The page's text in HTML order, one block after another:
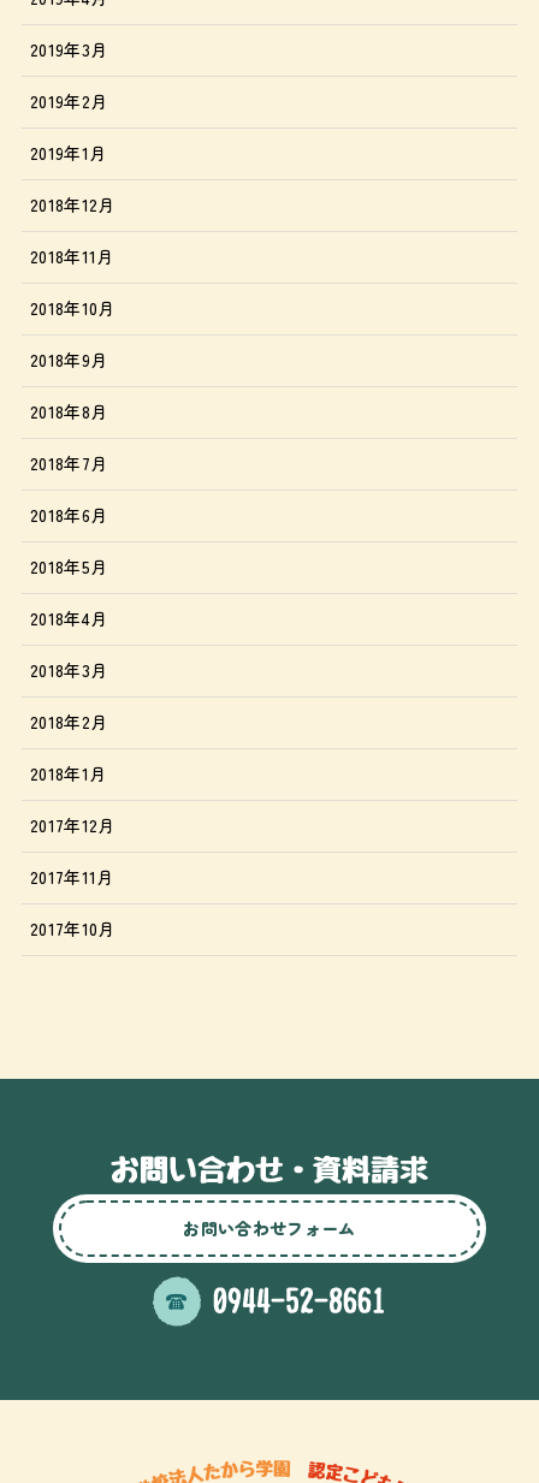
2019年3月
2019年2月
2019年1月
2018年12月
2018年11月
2018年10月
2018年9月
2018年8月
2018年7月
2018年6月
2018年5月
2018年4月
2018年3月
2018年2月
2018年1月
2017年12月
2017年11月
2017年10月
お問い合わせフォーム